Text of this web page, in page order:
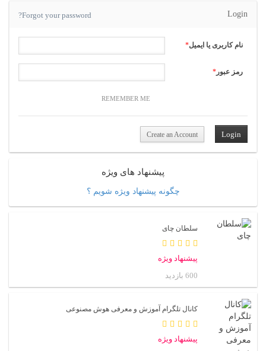
Login
Forgot your password?
نام کاربری یا ایمیل*
رمز عبور *
REMEMBER ME
Create an Account
پیشنهاد های ویژه
چگونه پیشنهاد ویژه شویم ؟
سلطان چای
پیشنهاد ویژه
600 بازدید
کانال تلگرام آموزش و معرفی هوش مصنوعی
پیشنهاد ویژه